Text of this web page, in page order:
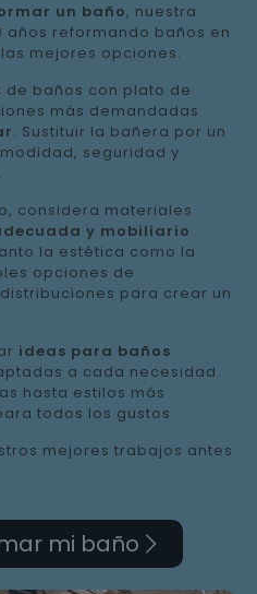
un baño, nuestra
reformando baños en
mejores opciones.
de baños con plato de
más demandadas
. Sustituir la bañera por un
seguridad y
considera materiales
y mobiliario
la estética como la
opciones de
para crear un
ideas para baños
a cada necesidad.
hasta estilos más
todos los gustos.
mejores trabajos antes
mi baño